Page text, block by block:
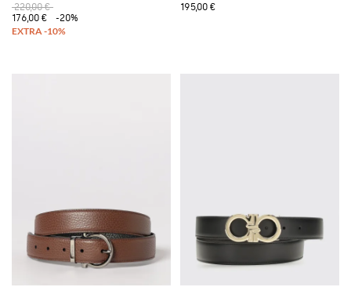
220,00 €
176,00 €
-20%
195,00 €